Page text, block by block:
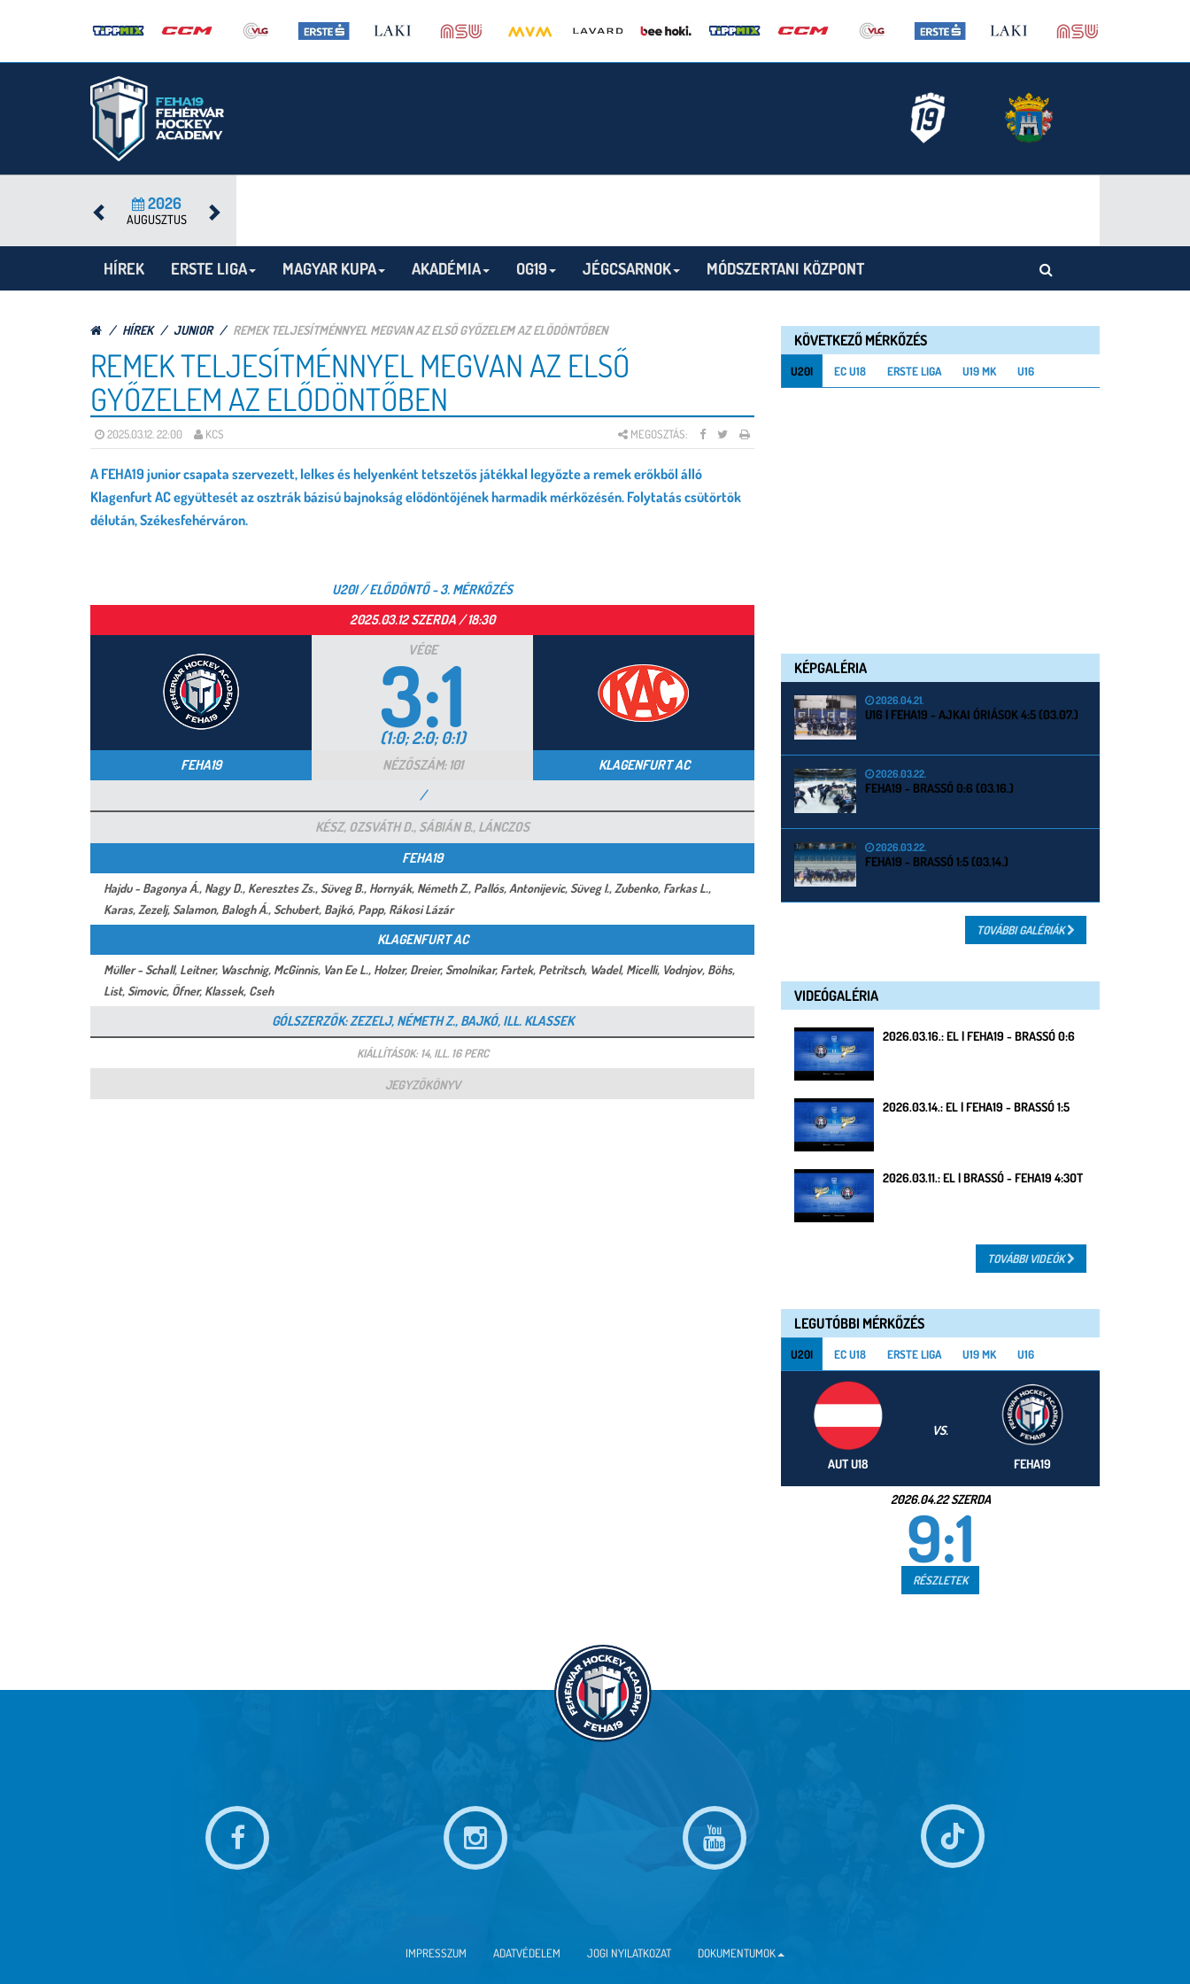
2026
AUGUSZTUS
HÍREK ERSTE LIGA MAGYAR KUPA AKADÉMIA OG19 JÉGCSARNOK MÓDSZERTANI KÖZPONT
HÍREK JUNIOR REMEK TELJESÍTMÉNNYEL MEGVAN AZ ELSŐ GYŐZELEM AZ ELŐDÖNTŐBEN
REMEK TELJESÍTMÉNNYEL MEGVAN AZ ELSŐ
GYŐZELEM AZ ELŐDÖNTŐBEN
2025.03.12. 22:00 KCS MEGOSZTÁS:
A FEHA19 junior csapata szervezett, lelkes és helyenként tetszetős játékkal legyőzte a remek erőkből álló
Klagenfurt AC együttesét az osztrák bázisú bajnokság elődöntőjének harmadik mérkőzésén. Folytatás csütörtök
délután, Székesfehérváron.
U20I / ELŐDÖNTŐ - 3. MÉRKŐZÉS
2025.03.12 SZERDA / 18:30
FEHA19
VÉGE
3:1
(1:0; 2:0; 0:1)
NÉZŐSZÁM: 101
KLAGENFURT AC
/
KÉSZ, OZSVÁTH D., SÁBIÁN B., LÁNCZOS
FEHA19
Hajdu - Bagonya Á., Nagy D., Keresztes Zs., Süveg B., Hornyák, Németh Z., Pallós, Antonijevic, Süveg I., Zubenko, Farkas L.,
Karas, Zezelj, Salamon, Balogh Á., Schubert, Bajkó, Papp, Rákosi Lázár
KLAGENFURT AC
Müller - Schall, Leitner, Waschnig, McGinnis, Van Ee L., Holzer, Dreier, Smolnikar, Fartek, Petritsch, Wadel, Micelli, Vodnjov, Böhs,
List, Simovic, Öfner, Klassek, Cseh
GÓLSZERZŐK: ZEZELJ, NÉMETH Z., BAJKÓ, ILL. KLASSEK
KIÁLLÍTÁSOK: 14, ILL. 16 PERC
JEGYZŐKÖNYV
KÖVETKEZŐ MÉRKŐZÉS
U20I EC U18 ERSTE LIGA U19 MK U16
KÉPGALÉRIA
2026.04.21.
U16 | FEHA19 - AJKAI ÓRIÁSOK 4:5 (03.07.)
2026.03.22.
FEHA19 - BRASSÓ 0:6 (03.16.)
2026.03.22.
FEHA19 - BRASSÓ 1:5 (03.14.)
TOVÁBBI GALÉRIÁK
VIDEÓGALÉRIA
2026.03.16.: EL | FEHA19 - BRASSÓ 0:6
2026.03.14.: EL | FEHA19 - BRASSÓ 1:5
2026.03.11.: EL | BRASSÓ - FEHA19 4:3OT
TOVÁBBI VIDEÓK
LEGUTÓBBI MÉRKŐZÉS
U20I EC U18 ERSTE LIGA U19 MK U16
AUT U18
VS.
FEHA19
2026.04.22 SZERDA
9:1
RÉSZLETEK
IMPRESSZUM ADATVÉDELEM JOGI NYILATKOZAT DOKUMENTUMOK